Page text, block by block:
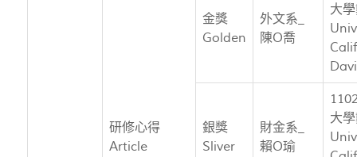
研修心得
Article
金獎
Golden
外文系_
陳O喬
大
銀獎
Sliver
財金系_
賴O瑜
大